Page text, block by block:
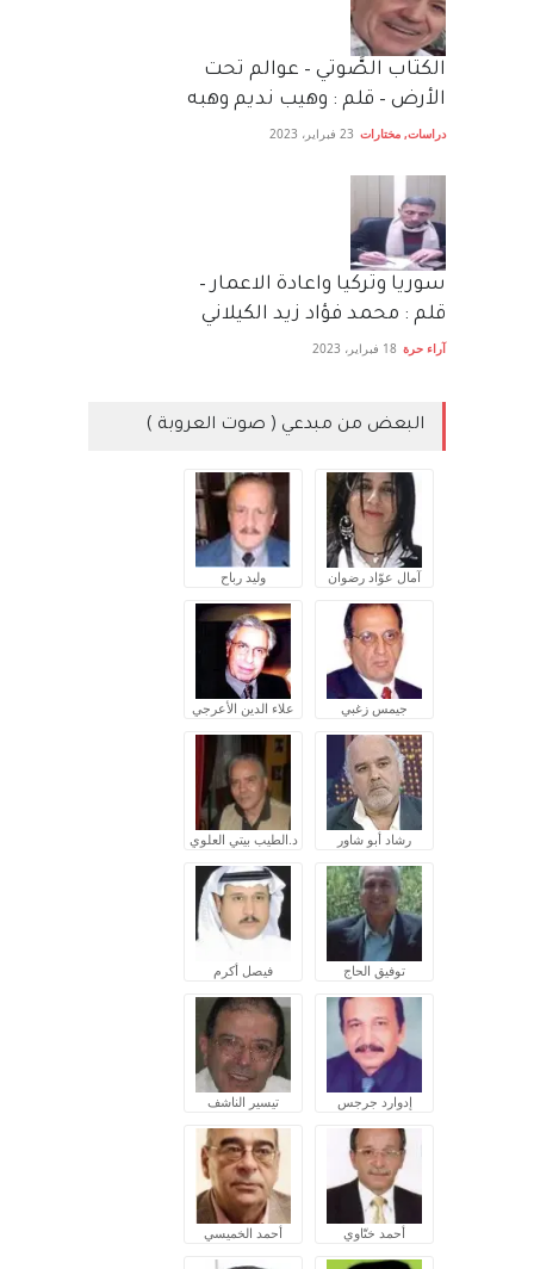
الكتاب الصَّوتي – عوالم تحت
الأرض – قلم : وهيب نديم وهبه
دراسات, مختارات 23 فبراير، 2023
سوريا وتركيا واعادة الاعمار –
قلم : محمد فؤاد زيد الكيلاني
آراء حرة 18 فبراير، 2023
البعض من مبدعي ( صوت العروبة )
آمال عوّاد رضوان وليد رباح
جيمس زغبي علاء الدين الأعرجي
رشاد أبو شاور د.الطيب بيتي العلوي
توفيق الحاج فيصل أكرم
إدوارد جرجس تيسير الناشف
أحمد ختّاوي أحمد الخميسي